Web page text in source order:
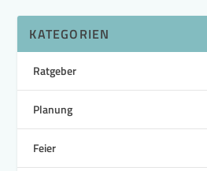
KATEGORIEN
Ratgeber
Planung
Feier